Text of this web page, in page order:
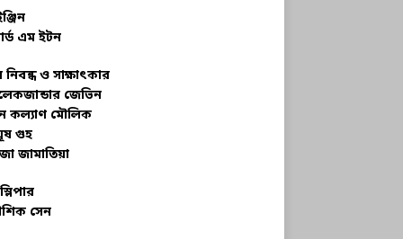
এম ইটন
নিবন্ধ ও সাক্ষাৎকার
জেভিন
কল্যাণ মৌলিক
গুহ
জামাতিয়া
সেন